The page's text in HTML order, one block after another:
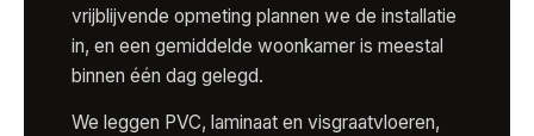
vrijblijvende opmeting plannen we de installatie
in, en een gemiddelde woonkamer is meestal
binnen één dag gelegd.
We leggen PVC, laminaat en visgraatvloeren,